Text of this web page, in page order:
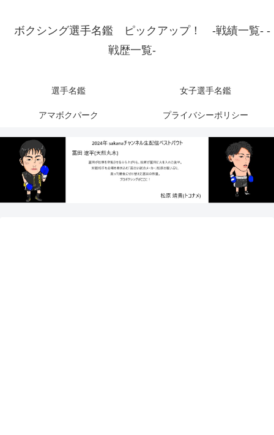
ボクシング選手名鑑 ピックアップ！ -戦績一覧- -
戦歴一覧-
選手名鑑 女子選手名鑑
アマボクパーク プライバシーポリシー